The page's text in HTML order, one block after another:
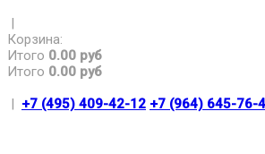
|
Корзина:
Итого 0.00 руб
Итого 0.00 руб
| +7 (495) 409-42-12 +7 (964) 645-76-